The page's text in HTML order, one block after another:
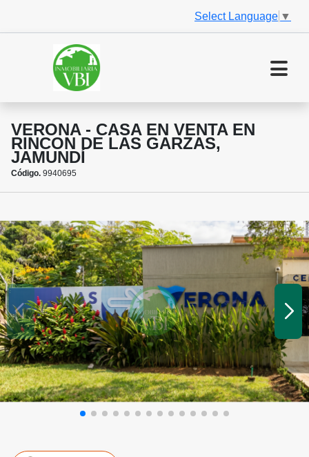
Select Language ▼
VERONA - CASA EN VENTA EN
RINCON DE LAS GARZAS,
JAMUNDÍ
Código. 9940695